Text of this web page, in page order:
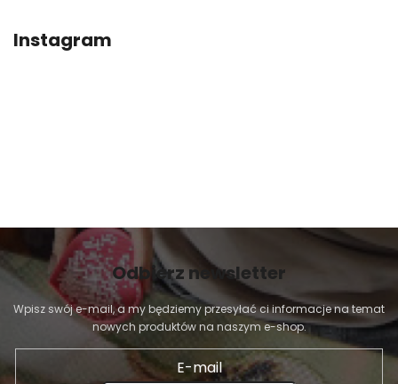
Instagram
Odbierz newsletter
Wpisz swój e-mail, a my będziemy przesyłać ci informacje na temat
nowych produktów na naszym e-shop.
E-mail